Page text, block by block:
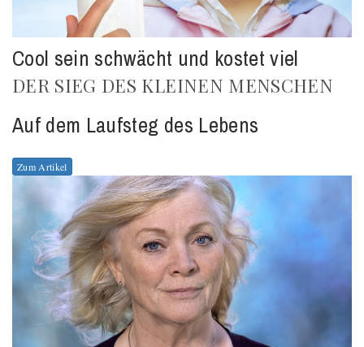
Cool sein schwächt und kostet viel
DER SIEG DES KLEINEN MENSCHEN
Auf dem Laufsteg des Lebens
Zum Artikel